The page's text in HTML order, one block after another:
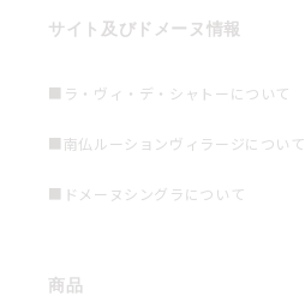
サイト及びドメーヌ情報
■ラ・ヴィ・デ・シャトーについて
■南仏ルーションヴィラージについて
■ドメーヌシングラについて
商品